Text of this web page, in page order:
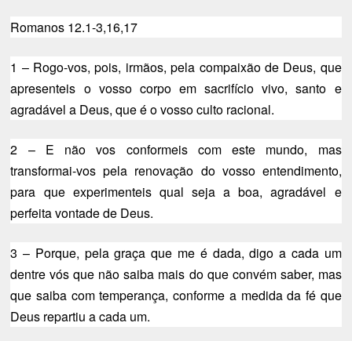
Romanos 12.1-3,16,17
1 – Rogo-vos, pois, irmãos, pela compaixão de Deus, que
apresenteis o vosso corpo em sacrifício vivo, santo e
agradável a Deus, que é o vosso culto racional.
2 – E não vos conformeis com este mundo, mas
transformai-vos pela renovação do vosso entendimento,
para que experimenteis qual seja a boa, agradável e
perfeita vontade de Deus.
3 – Porque, pela graça que me é dada, digo a cada um
dentre vós que não saiba mais do que convém saber, mas
que saiba com temperança, conforme a medida da fé que
Deus repartiu a cada um.